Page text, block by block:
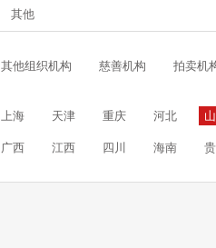
其他
其他组织机构 慈善机构 拍卖机
上海 天津 重庆 河北
广西 江西 四川 海南